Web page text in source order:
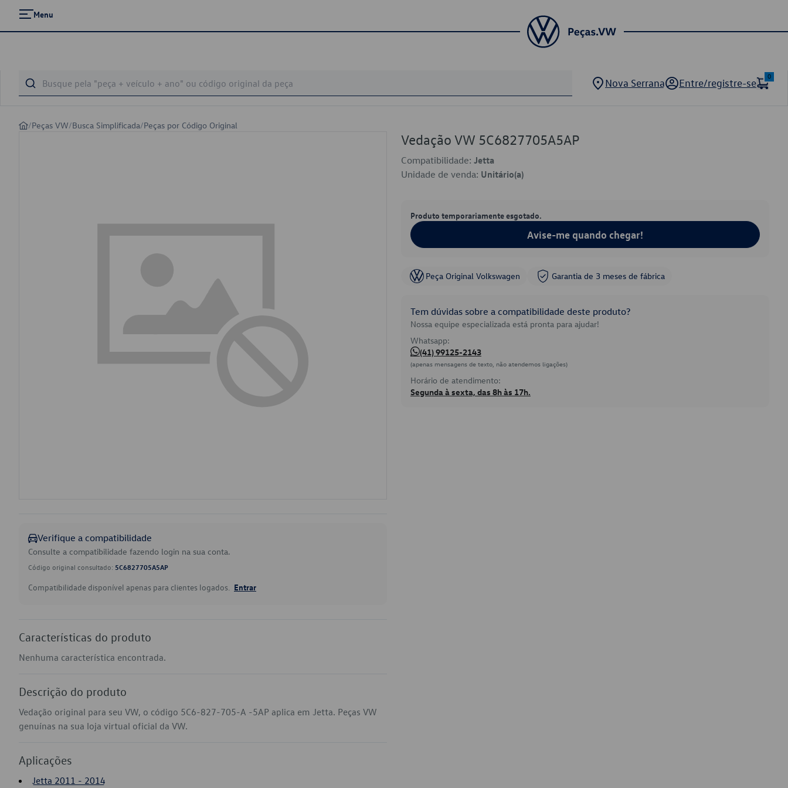
Menu
Nova Serrana Entre/registre-se
0
/Peças VW/Busca Simplificada/Peças por Código Original
Verifique a compatibilidade
Consulte a compatibilidade fazendo login na sua conta.
Código original consultado: 5C6827705A5AP
Compatibilidade disponível apenas para clientes logados. Entrar
Características do produto
Nenhuma característica encontrada.
Descrição do produto
Vedação original para seu VW, o código 5C6-827-705-A -5AP aplica em Jetta. Peças VW
genuínas na sua loja virtual oficial da VW.
Aplicações
Jetta 2011 - 2014
Vedação VW 5C6827705A5AP
Compatibilidade: Jetta
Unidade de venda: Unitário(a)
Produto temporariamente esgotado.
Avise-me quando chegar!
Peça Original Volkswagen Garantia de 3 meses de fábrica
Tem dúvidas sobre a compatibilidade deste produto?
Nossa equipe especializada está pronta para ajudar!
Whatsapp:
(41) 99125-2143
(apenas mensagens de texto, não atendemos ligações)
Horário de atendimento:
Segunda à sexta, das 8h às 17h.